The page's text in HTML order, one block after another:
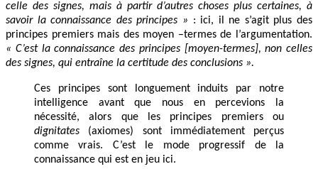
celle des signes, mais à partir d’autres choses plus certaines, à
savoir la connaissance des principes » : ici, il ne s’agit plus des
principes premiers mais des moyen –termes de l’argumentation.
« C’est la connaissance des principes [moyen-termes], non celles
des signes, qui entraîne la certitude des conclusions ».
Ces principes sont longuement induits par notre
intelligence avant que nous en percevions la
nécessité, alors que les principes premiers ou
dignitates (axiomes) sont immédiatement perçus
comme vrais. C’est le mode progressif de la
connaissance qui est en jeu ici.